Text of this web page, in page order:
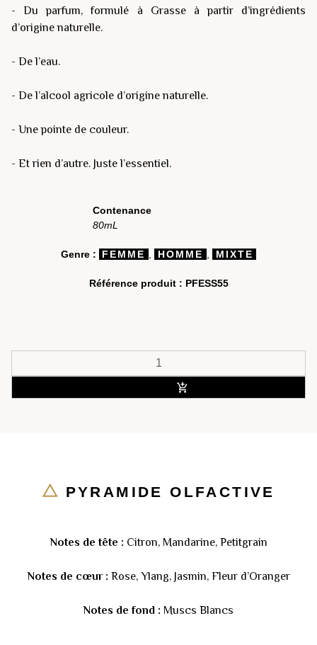
- Du parfum, formulé à Grasse à partir d’ingrédients
d’origine naturelle.
- De l’eau.
- De l’alcool agricole d’origine naturelle.
- Une pointe de couleur.
- Et rien d’autre. Juste l’essentiel.
Contenance
80mL
Genre : FEMME HOMME MIXTE
Référence produit : PFESS55
PYRAMIDE OLFACTIVE
Notes de tête : Citron, Mandarine, Petitgrain
Notes de cœur : Rose, Ylang, Jasmin, Fleur d’Oranger
Notes de fond : Muscs Blancs